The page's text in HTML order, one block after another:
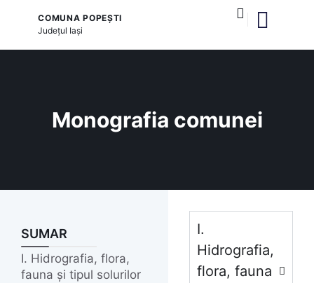
COMUNA POPEȘTI
Județul Iași
Monografia comunei
SUMAR
I. Hidrografia, flora,
fauna și tipul solurilor
I.
Hidrografia,
flora, fauna